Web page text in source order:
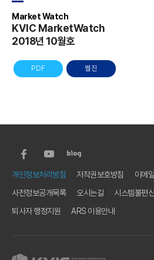
Market Watch
KVIC MarketWatch
2018년 10월호
PDF 웹진
하
유
틸
개인정보처리방침 저작권보호방침
이메
사전정보공개목록
오시는길 시스템불편
퇴사자 행정지원
ARS 이용안내